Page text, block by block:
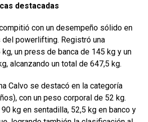
destacadas
con un desempeño sólido en
powerlifting. Registró una
un press de banca de 145 kg y un
alcanzando un total de 647,5 kg.
Calvo se destacó en la categoría
con un peso corporal de 52 kg.
kg en sentadilla, 52,5 kg en banco y